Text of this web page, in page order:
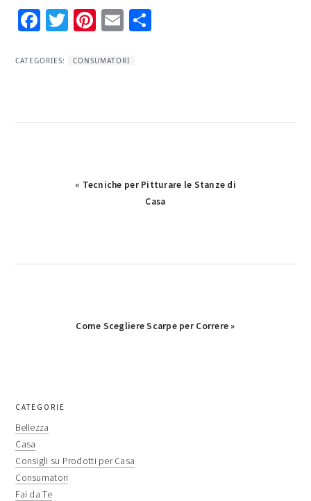
Facebook
Twitter
Pinterest
Email
CATEGORIES: CONSUMATORI
Previous
« Tecniche per Pitturare le Stanze di
Casa
Next
Come Scegliere Scarpe per Correre »
primary
sidebar
CATEGORIE
Bellezza
Casa
Consigli su Prodotti per Casa
Consumatori
Fai da Te